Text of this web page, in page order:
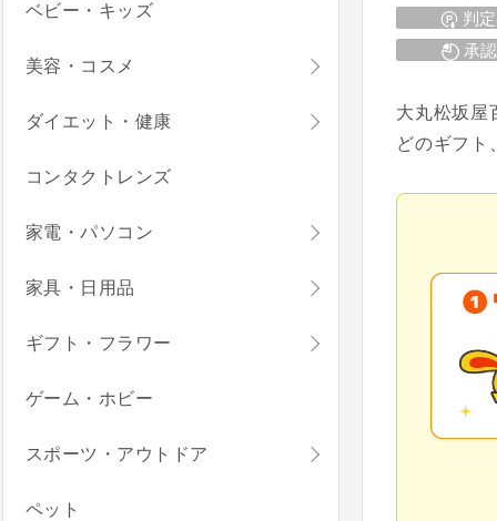
判
承
大丸松坂屋
どのギフト
ベビー・キッズ
美容・コスメ
ダイエット・健康
コンタクトレンズ
家電・パソコン
家具・日用品
ギフト・フラワー
ゲーム・ホビー
スポーツ・アウトドア
ペット